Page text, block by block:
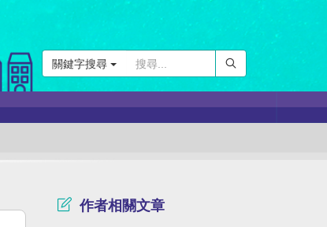
關鍵字搜尋
作者相關文章